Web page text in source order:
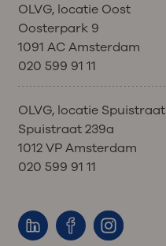
OLVG, locatie Oost
Oosterpark 9
1091 AC Amsterdam
020 599 91 11
OLVG, locatie Spuistraat
Spuistraat 239a
1012 VP Amsterdam
020 599 91 11